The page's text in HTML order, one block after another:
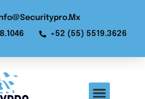
+52 (55) 5519.3626